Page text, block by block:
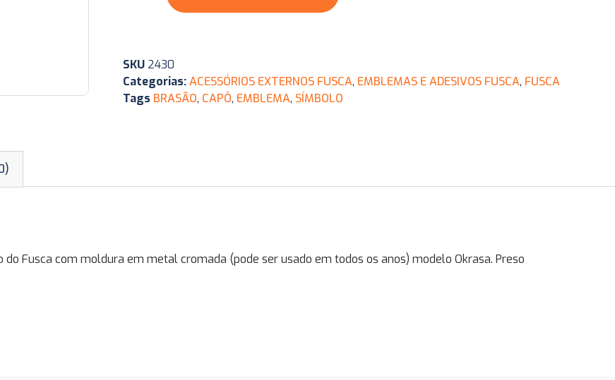
SKU 2430
Categorias:ACESSÓRIOS EXTERNOS FUSCA, EMBLEMAS E ADESIVOS FUSCA, FUSCA
Tags BRASÃO, CAPÔ, EMBLEMA, SÍMBOLO
do Fusca com moldura em metal cromada (pode ser usado em todos os anos) modelo Okrasa. Preso